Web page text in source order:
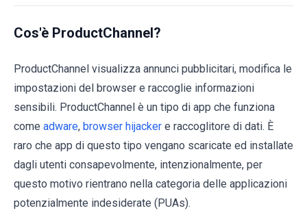
Cos'è ProductChannel?
ProductChannel visualizza annunci pubblicitari, modifica le
impostazioni del browser e raccoglie informazioni
sensibili. ProductChannel è un tipo di app che funziona
come adware, browser hijacker e raccoglitore di dati. È
raro che app di questo tipo vengano scaricate ed installate
dagli utenti consapevolmente, intenzionalmente, per
questo motivo rientrano nella categoria delle applicazioni
potenzialmente indesiderate (PUAs).